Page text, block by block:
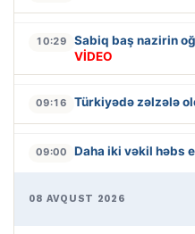
10:29 Sabiq baş nazirin
VİDEO
09:16 Türkiyədə zəlzələ
09:00 Daha iki vəkil həbs
08 AVQUST 2026